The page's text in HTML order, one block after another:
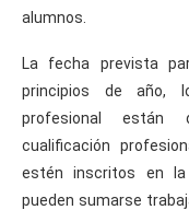
alumnos.
La fecha prevista
principios de año,
profesional están
cualificación
estén inscritos en la
pueden sumarse